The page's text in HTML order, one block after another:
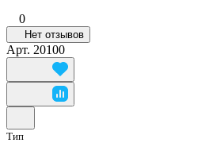
0
Нет отзывов
Арт. 20100
Тип